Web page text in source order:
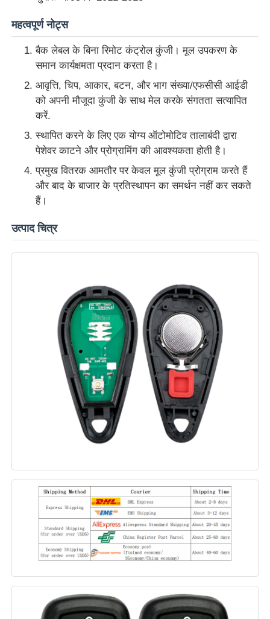
उत्पाद
हमारे बारे में
फैक्टरी यात्रा
गुणवत्ता नियंत्रण
हमसे संपर्क करें
ऑटो कुंजी
कार की चाबी का खोल
कार की चाबी का ब्लेड
कार की चाबी प्रोग्रामर
ट्रांसपोंडर चिप
KEYDIY स्मार्ट कुंजी
महत्वपूर्ण नोट्स
बैक लेबल के बिना रिमोट कंट्रोल कुंजी। मूल उपकरण के
समान कार्यक्षमता प्रदान करता है।
आवृत्ति, चिप, आकार, बटन, और भाग संख्या/एफसीसी आईडी
को अपनी मौजूदा कुंजी के साथ मेल करके संगतता सत्यापित
करें.
स्थापित करने के लिए एक योग्य ऑटोमोटिव तालाबंदी द्वारा
पेशेवर काटने और प्रोग्रामिंग की आवश्यकता होती है।
प्रमुख वितरक आमतौर पर केवल मूल कुंजी प्रोग्राम करते हैं
और बाद के बाजार के प्रतिस्थापन का समर्थन नहीं कर सकते
हैं।
उत्पाद चित्र